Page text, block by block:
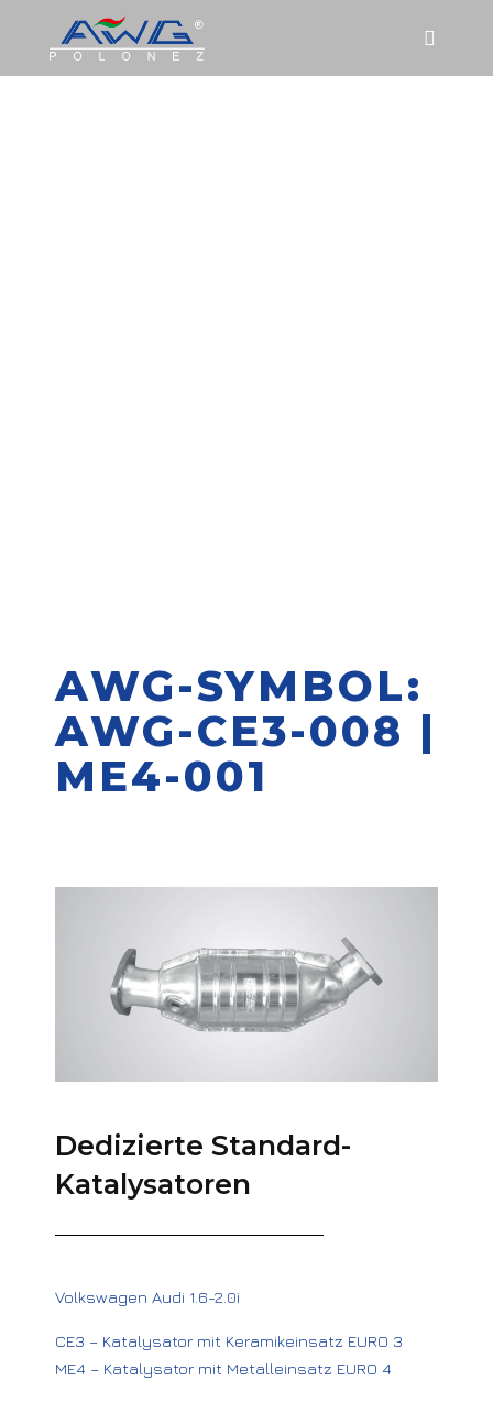
AWG-SYMBOL:
AWG-CE3-008 |
ME4-001
Dedizierte Standard-
Katalysatoren
Volkswagen Audi 1.6-2.0i
CE3 – Katalysator mit Keramikeinsatz EURO 3
ME4 – Katalysator mit Metalleinsatz EURO 4